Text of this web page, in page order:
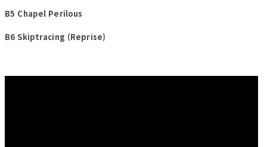
B5 Chapel Perilous
B6 Skiptracing (Reprise)